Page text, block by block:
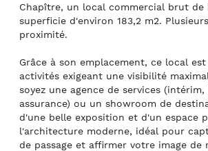
Chapître, un local commercial brut de
superficie d'environ 183,2 m2.
proximité.
Grâce à son emplacement, ce local
activités exigeant une visibilité
soyez une agence de services (intérim,
assurance) ou un showroom de
d'une belle exposition et d'un espace
l'architecture moderne, idéal pour
de passage et affirmer votre image de